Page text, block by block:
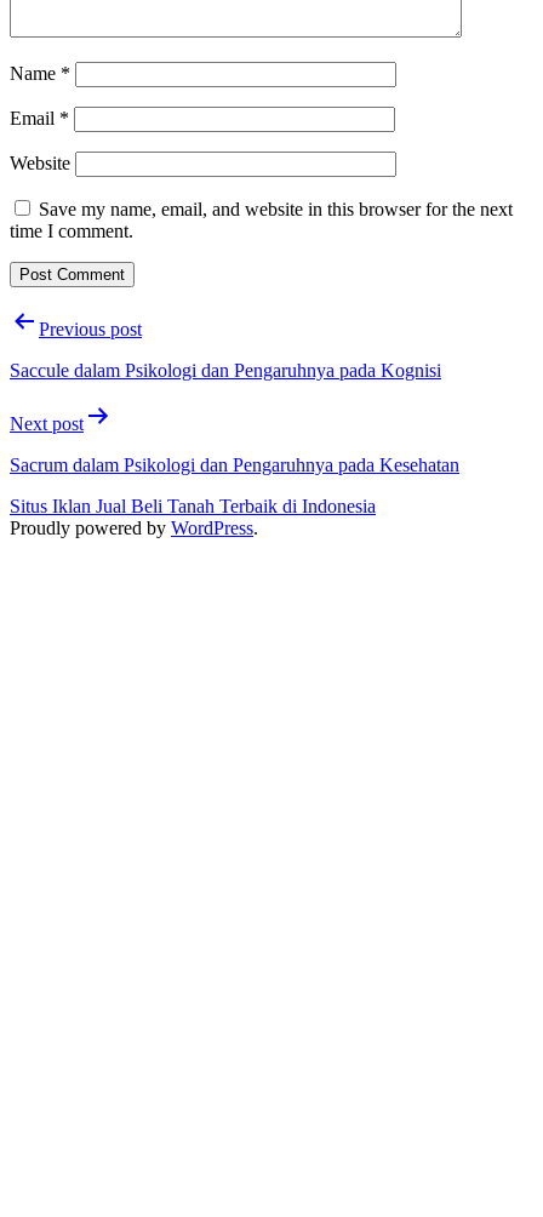
Name *
Email *
Website
Save my name, email, and website in this browser for the next
time I comment.
PostPrevious post
Saccule dalam Psikologi dan Pengaruhnya pada Kognisi
Next post
Sacrum dalam Psikologi dan Pengaruhnya pada Kesehatan
Situs Iklan Jual Beli Tanah Terbaik di Indonesia
Proudly powered by WordPress.